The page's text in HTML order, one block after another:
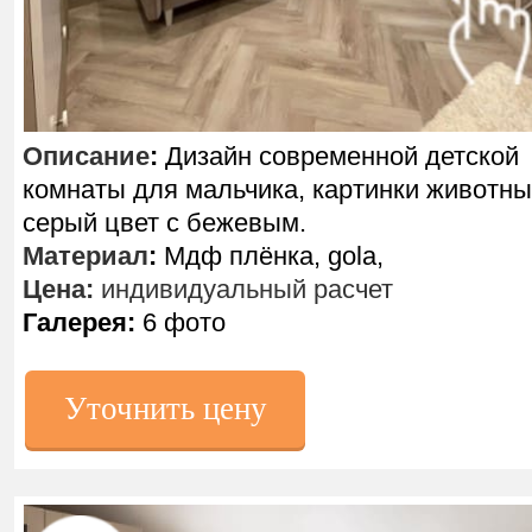
Уточнить цену
Описание: Дизайн современной детской
комнаты для мальчика, картинки
серый цвет с бежевым.
Материал: Мдф плёнка, gola,
Цена: индивидуальный расчет
Галерея: 6 фото